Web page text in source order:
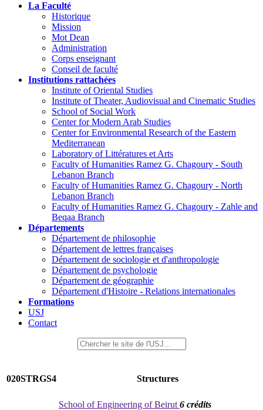
La Faculté
Historique
Mission
Mot Dean
Administration
Corps enseignant
Conseil de faculté
Institutions rattachées
Institute of Oriental Studies
Institute of Theater, Audiovisual and Cinematic Studies
School of Social Work
Center for Modern Arab Studies
Center for Environmental Research of the Eastern
Mediterranean
Laboratory of Littératures et Arts
Faculty of Humanities Ramez G. Chagoury - South
Lebanon Branch
Faculty of Humanities Ramez G. Chagoury - North
Lebanon Branch
Faculty of Humanities Ramez G. Chagoury - Zahle and
Beqaa Branch
Départements
Département de philosophie
Département de lettres françaises
Département de sociologie et d'anthropologie
Département de psychologie
Département de géographie
Département d'Histoire - Relations internationales
Formations
USJ
Contact
020STRGS4 Structures
School of Engineering of Beirut 6 crédits